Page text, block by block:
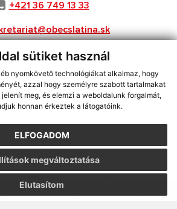
sütiket használ
nyomkövető technológiákat alkalmaz, hogy
azzal hogy személyre szabott tartalmakat
meg, és elemzi a weboldalunk forgalmát,
honnan érkeztek a látogatóink.
ELFOGADOM
Elutasítom
megváltoztatása
+421 36 749 13 33
információk követését az RSS funkcióval,
(tartalomkezelő rendszer),Honlaptérkép
,webex.digital, s.r.o.,Domain-ek
frissítés időpontja:24.07.2026
|Hozzáférési nyilatkozat